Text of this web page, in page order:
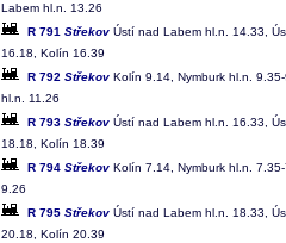
Labem hl.n. 13.26
R 791 Střekov Ústí nad Labem hl.n. 14.33,
16.18, Kolín 16.39
R 792 Střekov Kolín 9.14, Nymburk hl.n.
hl.n. 11.26
R 793 Střekov Ústí nad Labem hl.n. 16.33,
18.18, Kolín 18.39
R 794 Střekov Kolín 7.14, Nymburk hl.n.
9.26
R 795 Střekov Ústí nad Labem hl.n. 18.33,
20.18, Kolín 20.39